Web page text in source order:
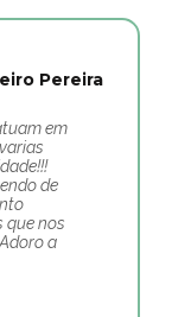
Pereira
em
de
que nos
a